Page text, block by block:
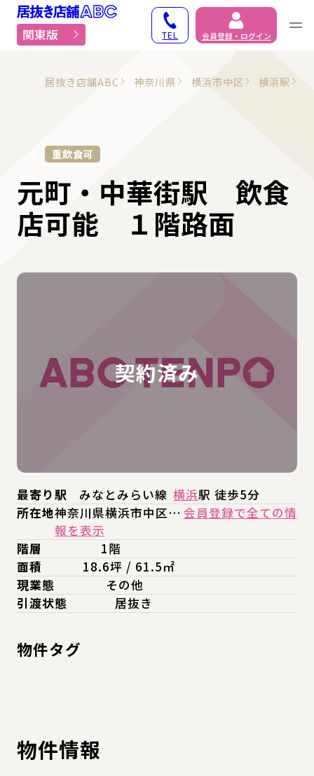
居抜き物件・貸店舗で
関東版 TEL 会員登録・ログイン
居抜き店舗ABC 神奈川県 横浜市中区 横浜駅
重飲食可
元町・中華街駅 飲食
店可能 １階路面
最寄り駅 みなとみらい線 横浜駅 徒歩5分
所在地神奈川県横浜市中区… 会員登録で全ての情
報を表示
階層
1階
面積
18.6坪 / 61.5㎡
現業態
その他
引渡状態
居抜き
物件タグ
物件情報